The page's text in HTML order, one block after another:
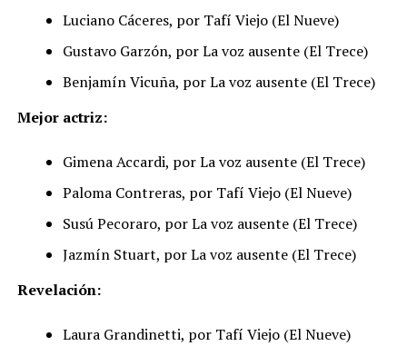
Luciano Cáceres, por Tafí Viejo (El Nueve)
Gustavo Garzón, por La voz ausente (El Trece)
Benjamín Vicuña, por La voz ausente (El Trece)
Mejor actriz:
Gimena Accardi, por La voz ausente (El Trece)
Paloma Contreras, por Tafí Viejo (El Nueve)
Susú Pecoraro, por La voz ausente (El Trece)
Jazmín Stuart, por La voz ausente (El Trece)
Revelación:
Laura Grandinetti, por Tafí Viejo (El Nueve)